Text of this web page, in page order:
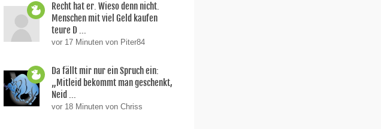
Recht hat er. Wieso denn nicht.
Menschen mit viel Geld kaufen
teure D ...
vor 17 Minuten von Piter84
Da fällt mir nur ein Spruch ein:
„Mitleid bekommt man geschenkt,
Neid ...
vor 18 Minuten von Chriss